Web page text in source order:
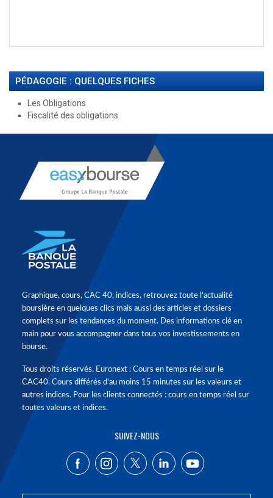
PÉDAGOGIE : QUELQUES FICHES
Les Obligations
Fiscalité des obligations
Graphique, cours, CAC 40, indices, retrouvez toute l'actualité
boursière en quelques clics mais aussi des articles et dossiers
complets sur les tendances du moment. Des informations clé en
main pour vous accompagner dans tous vos investissements en
bourse.
Tous droits réservés. Euronext : Cours en temps réel sur le
CAC40. Cours différés d'au moins 15 minutes sur les valeurs et
autres indices. Pour les clients connectés : cours en temps réel sur
toutes valeurs et indices.
SUIVEZ-NOUS